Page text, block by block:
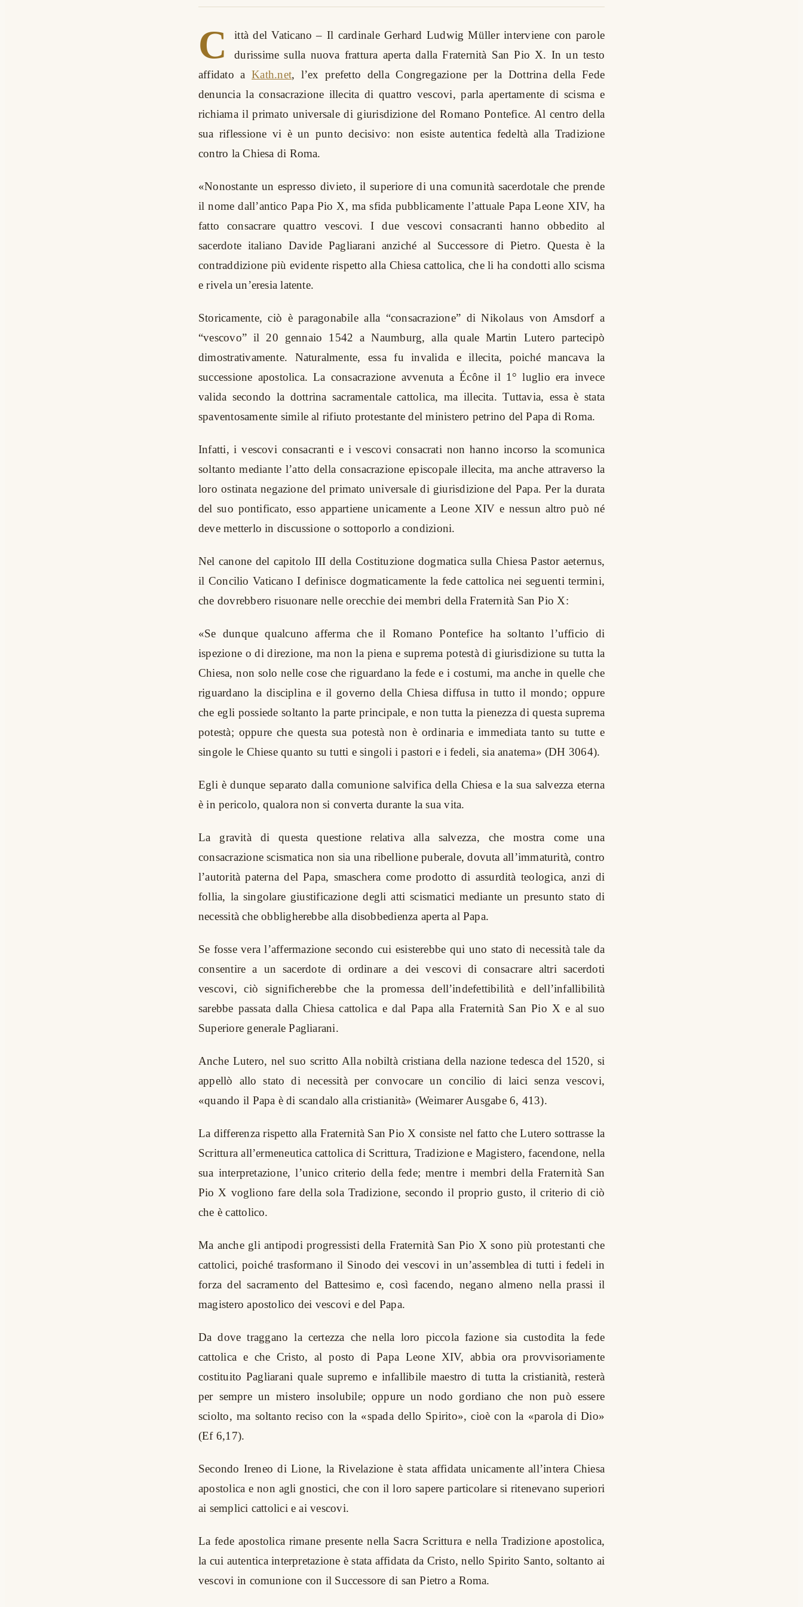
C
ittà del Vaticano – Il cardinale Gerhard Ludwig Müller interviene con parole
durissime sulla nuova frattura aperta dalla Fraternità San Pio X. In un testo
affidato aKath.net, l’ex prefetto della Congregazione per la Dottrina della Fede
denuncia la consacrazione illecita di quattro vescovi, parla apertamente di scisma e
richiama il primato universale di giurisdizione del Romano Pontefice. Al centro della
sua riflessione vi è un punto decisivo: non esiste autentica fedeltà alla Tradizione
contro la Chiesa di Roma.
«Nonostante un espresso divieto, il superiore di una comunità sacerdotale che prende
il nome dall’antico Papa Pio X, ma sfida pubblicamente l’attuale Papa Leone XIV, ha
fatto consacrare quattro vescovi. I due vescovi consacranti hanno obbedito al
sacerdote italiano Davide Pagliarani anziché al Successore di Pietro. Questa è la
contraddizione più evidente rispetto alla Chiesa cattolica, che li ha condotti allo scisma
e rivela un’eresia latente.
Storicamente, ciò è paragonabile alla “consacrazione” di Nikolaus von Amsdorf a
“vescovo” il 20 gennaio 1542 a Naumburg, alla quale Martin Lutero partecipò
dimostrativamente. Naturalmente, essa fu invalida e illecita, poiché mancava la
successione apostolica. La consacrazione avvenuta a Écône il 1° luglio era invece
valida secondo la dottrina sacramentale cattolica, ma illecita. Tuttavia, essa è stata
spaventosamente simile al rifiuto protestante del ministero petrino del Papa di Roma.
Infatti, i vescovi consacranti e i vescovi consacrati non hanno incorso la scomunica
soltanto mediante l’atto della consacrazione episcopale illecita, ma anche attraverso la
loro ostinata negazione del primato universale di giurisdizione del Papa. Per la durata
del suo pontificato, esso appartiene unicamente a Leone XIV e nessun altro può né
deve metterlo in discussione o sottoporlo a condizioni.
Nel canone del capitolo III della Costituzione dogmatica sulla Chiesa Pastor aeternus,
il Concilio Vaticano I definisce dogmaticamente la fede cattolica nei seguenti termini,
che dovrebbero risuonare nelle orecchie dei membri della Fraternità San Pio X:
«Se dunque qualcuno afferma che il Romano Pontefice ha soltanto l’ufficio di
ispezione o di direzione, ma non la piena e suprema potestà di giurisdizione su tutta la
Chiesa, non solo nelle cose che riguardano la fede e i costumi, ma anche in quelle che
riguardano la disciplina e il governo della Chiesa diffusa in tutto il mondo; oppure
che egli possiede soltanto la parte principale, e non tutta la pienezza di questa suprema
potestà; oppure che questa sua potestà non è ordinaria e immediata tanto su tutte e
singole le Chiese quanto su tutti e singoli i pastori e i fedeli, sia anatema» (DH 3064).
Egli è dunque separato dalla comunione salvifica della Chiesa e la sua salvezza eterna
è in pericolo, qualora non si converta durante la sua vita.
La gravità di questa questione relativa alla salvezza, che mostra come una
consacrazione scismatica non sia una ribellione puberale, dovuta all’immaturità, contro
l’autorità paterna del Papa, smaschera come prodotto di assurdità teologica, anzi di
follia, la singolare giustificazione degli atti scismatici mediante un presunto stato di
necessità che obbligherebbe alla disobbedienza aperta al Papa.
Se fosse vera l’affermazione secondo cui esisterebbe qui uno stato di necessità tale da
consentire a un sacerdote di ordinare a dei vescovi di consacrare altri sacerdoti
vescovi, ciò significherebbe che la promessa dell’indefettibilità e dell’infallibilità
sarebbe passata dalla Chiesa cattolica e dal Papa alla Fraternità San Pio X e al suo
Superiore generale Pagliarani.
Anche Lutero, nel suo scritto Alla nobiltà cristiana della nazione tedesca del 1520, si
appellò allo stato di necessità per convocare un concilio di laici senza vescovi,
«quando il Papa è di scandalo alla cristianità» (Weimarer Ausgabe 6, 413).
La differenza rispetto alla Fraternità San Pio X consiste nel fatto che Lutero sottrasse la
Scrittura all’ermeneutica cattolica di Scrittura, Tradizione e Magistero, facendone, nella
sua interpretazione, l’unico criterio della fede; mentre i membri della Fraternità San
Pio X vogliono fare della sola Tradizione, secondo il proprio gusto, il criterio di ciò
che è cattolico.
Ma anche gli antipodi progressisti della Fraternità San Pio X sono più protestanti che
cattolici, poiché trasformano il Sinodo dei vescovi in un’assemblea di tutti i fedeli in
forza del sacramento del Battesimo e, così facendo, negano almeno nella prassi il
magistero apostolico dei vescovi e del Papa.
Da dove traggano la certezza che nella loro piccola fazione sia custodita la fede
cattolica e che Cristo, al posto di Papa Leone XIV, abbia ora provvisoriamente
costituito Pagliarani quale supremo e infallibile maestro di tutta la cristianità, resterà
per sempre un mistero insolubile; oppure un nodo gordiano che non può essere
sciolto, ma soltanto reciso con la «spada dello Spirito», cioè con la «parola di Dio»
(Ef 6,17).
Secondo Ireneo di Lione, la Rivelazione è stata affidata unicamente all’intera Chiesa
apostolica e non agli gnostici, che con il loro sapere particolare si ritenevano superiori
ai semplici cattolici e ai vescovi.
La fede apostolica rimane presente nella Sacra Scrittura e nella Tradizione apostolica,
la cui autentica interpretazione è stata affidata da Cristo, nello Spirito Santo, soltanto ai
vescovi in comunione con il Successore di san Pietro a Roma.